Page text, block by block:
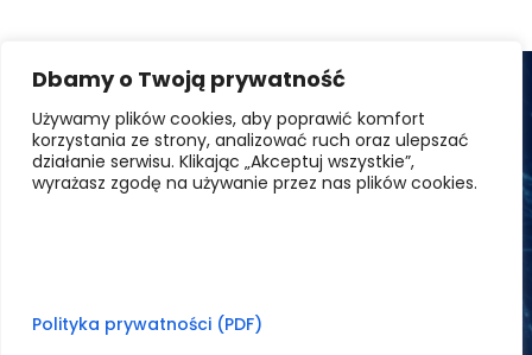
Dbamy o Twoją prywatność
Używamy plików cookies, aby poprawić komfort
korzystania ze strony, analizować ruch oraz ulepszać
działanie serwisu. Klikając „Akceptuj wszystkie”,
wyrażasz zgodę na używanie przez nas plików cookies.
Polityka prywatności (PDF)